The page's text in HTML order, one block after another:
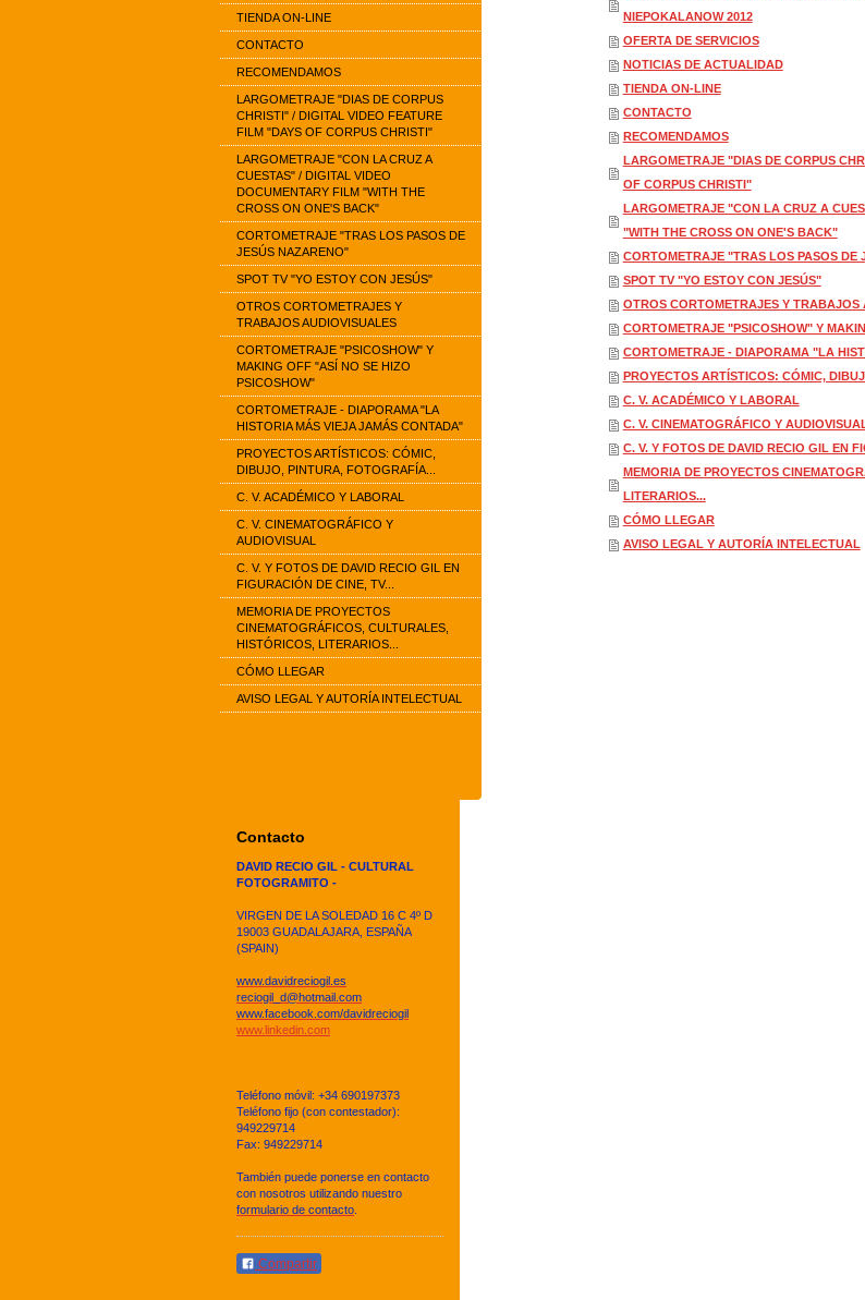
NIEPOKALANOW 2012
OFERTA DE SERVICIOS
NOTICIAS DE ACTUALIDAD
TIENDA ON-LINE
CONTACTO
RECOMENDAMOS
LARGOMETRAJE "DIAS DE CORPUS
OF CORPUS CHRISTI"
LARGOMETRAJE "CON LA CRUZ A
"WITH THE CROSS ON ONE'S BACK"
CORTOMETRAJE "TRAS LOS PASOS DE
SPOT TV "YO ESTOY CON JESÚS"
OTROS CORTOMETRAJES Y TRABAJOS
CORTOMETRAJE "PSICOSHOW" Y
CORTOMETRAJE - DIAPORAMA "LA
PROYECTOS ARTÍSTICOS: CÓMIC,
C. V. ACADÉMICO Y LABORAL
C. V. CINEMATOGRÁFICO Y
C. V. Y FOTOS DE DAVID RECIO GIL EN
MEMORIA DE PROYECTOS
LITERARIOS...
CÓMO LLEGAR
AVISO LEGAL Y AUTORÍA INTELECTUAL
TIENDA ON-LINE
CONTACTO
RECOMENDAMOS
LARGOMETRAJE "DIAS DE CORPUS
CHRISTI" / DIGITAL VIDEO FEATURE
FILM "DAYS OF CORPUS CHRISTI"
LARGOMETRAJE "CON LA CRUZ A
CUESTAS" / DIGITAL VIDEO
DOCUMENTARY FILM "WITH THE
CROSS ON ONE'S BACK"
CORTOMETRAJE "TRAS LOS PASOS DE
JESÚS NAZARENO"
SPOT TV "YO ESTOY CON JESÚS"
OTROS CORTOMETRAJES Y
TRABAJOS AUDIOVISUALES
CORTOMETRAJE "PSICOSHOW" Y
MAKING OFF "ASÍ NO SE HIZO
PSICOSHOW"
CORTOMETRAJE - DIAPORAMA "LA
HISTORIA MÁS VIEJA JAMÁS CONTADA"
PROYECTOS ARTÍSTICOS: CÓMIC,
DIBUJO, PINTURA, FOTOGRAFÍA...
C. V. ACADÉMICO Y LABORAL
C. V. CINEMATOGRÁFICO Y
AUDIOVISUAL
C. V. Y FOTOS DE DAVID RECIO GIL EN
FIGURACIÓN DE CINE, TV...
MEMORIA DE PROYECTOS
CINEMATOGRÁFICOS, CULTURALES,
HISTÓRICOS, LITERARIOS...
CÓMO LLEGAR
AVISO LEGAL Y AUTORÍA INTELECTUAL
Contacto
DAVID RECIO GIL - CULTURAL
FOTOGRAMITO -
VIRGEN DE LA SOLEDAD 16 C 4º D
19003 GUADALAJARA, ESPAÑA
(SPAIN)
www.davidreciogil.es
reciogil_d@hotmail.com
www.facebook.com/davidreciogil
www.linkedin.com
Teléfono móvil: +34 690197373
Teléfono fijo (con contestador):
949229714
Fax: 949229714
También puede ponerse en contacto
con nosotros utilizando nuestro
formulario de contacto
Compartir